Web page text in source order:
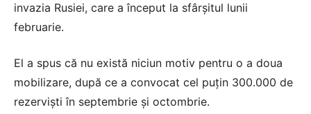
invazia Rusiei, care a început la sfârșitul lunii
februarie.
El a spus că nu există niciun motiv pentru o a doua
mobilizare, după ce a convocat cel puțin 300.000 de
rezerviști în septembrie și octombrie.